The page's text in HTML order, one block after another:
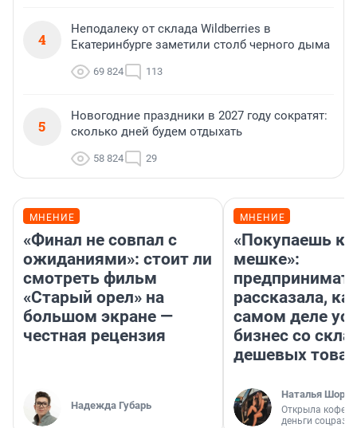
4
Неподалеку от склада Wildberries в
Екатеринбурге заметили столб черного дыма
69 824 113
5
Новогодние праздники в 2027 году сократят:
сколько дней будем отдыхать
58 824 29
МНЕНИЕ
«Финал не совпал с
ожиданиями»: стоит ли
смотреть фильм
«Старый орел» на
большом экране —
честная рецензия
Надежда Губарь
МНЕНИЕ
«Покупаешь
мешке»:
рассказала,
самом деле
бизнес со
дешевых
Наталья
Открыла
деньги